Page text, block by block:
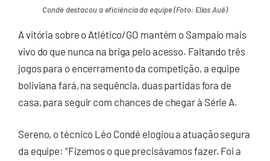
Condé destacou a eficiência da equipe (Foto: Elias Auê)
A vitória sobre o Atlético/GO mantém o Sampaio mais
vivo do que nunca na briga pelo acesso. Faltando três
jogos para o encerramento da competição, a equipe
boliviana fará, na sequência, duas partidas fora de
casa, para seguir com chances de chegar à Série A.
Sereno, o técnico Léo Condé elogiou a atuação segura
da equipe: “Fizemos o que precisávamos fazer. Foi a